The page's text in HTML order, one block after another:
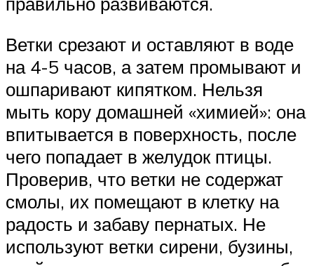
Ветки срезают и оставляют в воде
на 4-5 часов, а затем промывают и
ошпаривают кипятком. Нельзя
мыть кору домашней «химией»: она
впитывается в поверхность, после
чего попадает в желудок птицы.
Проверив, что ветки не содержат
смолы, их помещают в клетку на
радость и забаву пернатых. Не
используют ветки сирени, бузины,